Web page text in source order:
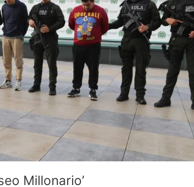
Millonario’